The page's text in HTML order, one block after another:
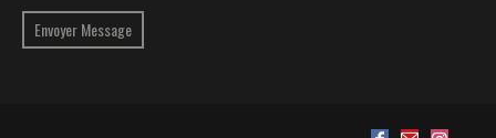
Envoyer Message